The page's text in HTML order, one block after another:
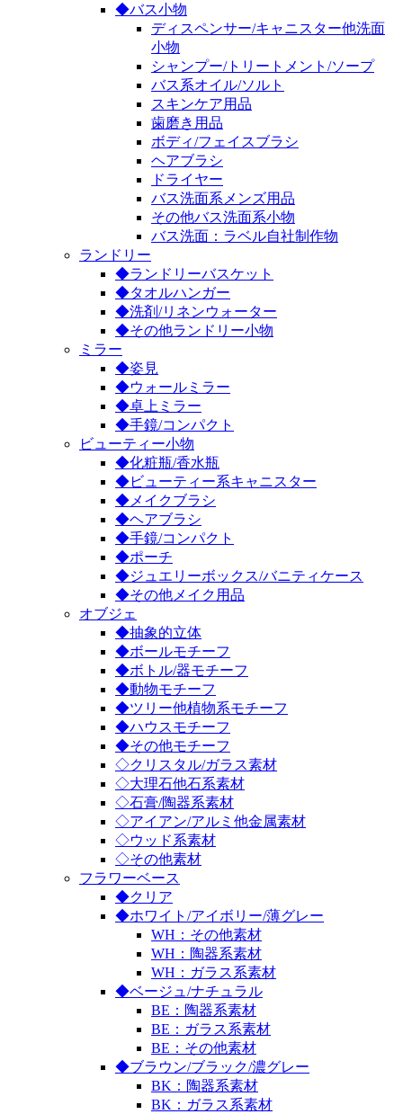
◆バス小物
ディスペンサー/キャニスター他洗面
小物
シャンプー/トリートメント/ソープ
バス系オイル/ソルト
スキンケア用品
歯磨き用品
ボディ/フェイスブラシ
ヘアブラシ
ドライヤー
バス洗面系メンズ用品
その他バス洗面系小物
バス洗面：ラベル自社制作物
ランドリー
◆ランドリーバスケット
◆タオルハンガー
◆洗剤/リネンウォーター
◆その他ランドリー小物
ミラー
◆姿見
◆ウォールミラー
◆卓上ミラー
◆手鏡/コンパクト
ビューティー小物
◆化粧瓶/香水瓶
◆ビューティー系キャニスター
◆メイクブラシ
◆ヘアブラシ
◆手鏡/コンパクト
◆ポーチ
◆ジュエリーボックス/バニティケース
◆その他メイク用品
オブジェ
◆抽象的立体
◆ボールモチーフ
◆ボトル/器モチーフ
◆動物モチーフ
◆ツリー他植物系モチーフ
◆ハウスモチーフ
◆その他モチーフ
◇クリスタル/ガラス素材
◇大理石他石系素材
◇石膏/陶器系素材
◇アイアン/アルミ他金属素材
◇ウッド系素材
◇その他素材
フラワーベース
◆クリア
◆ホワイト/アイボリー/薄グレー
WH：その他素材
WH：陶器系素材
WH：ガラス系素材
◆ベージュ/ナチュラル
BE：陶器系素材
BE：ガラス系素材
BE：その他素材
◆ブラウン/ブラック/濃グレー
BK：陶器系素材
BK：ガラス系素材